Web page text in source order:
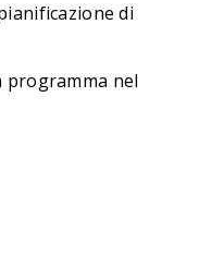
di
programma nel